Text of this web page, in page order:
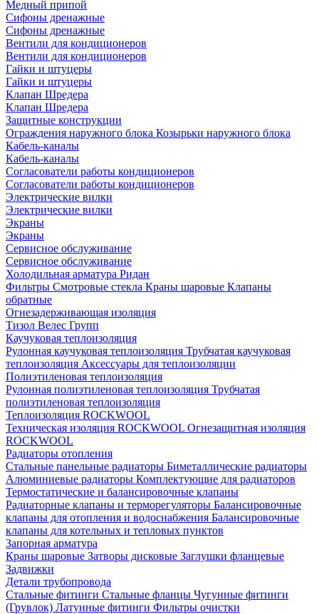
Медный припой
Сифоны дренажные
Сифоны дренажные
Вентили для кондиционеров
Вентили для кондиционеров
Гайки и штуцеры
Гайки и штуцеры
Клапан Шредера
Клапан Шредера
Защитные конструкции
Ограждения наружного блока Козырьки наружного блока
Кабель-каналы
Кабель-каналы
Согласователи работы кондиционеров
Согласователи работы кондиционеров
Электрические вилки
Электрические вилки
Экраны
Экраны
Сервисное обслуживание
Сервисное обслуживание
Холодильная арматура Ридан
Фильтры Смотровые стекла Краны шаровые Клапаны
обратные
Огнезадерживающая изоляция
Тизол Велес Групп
Каучуковая теплоизоляция
Рулонная каучуковая теплоизоляция Трубчатая каучуковая
теплоизоляция Аксессуары для теплоизоляции
Полиэтиленовая теплоизоляция
Рулонная полиэтиленовая теплоизоляция Трубчатая
полиэтиленовая теплоизоляция
Теплоизоляция ROCKWOOL
Техническая изоляция ROCKWOOL Огнезащитная изоляция
ROCKWOOL
Радиаторы отопления
Стальные панельные радиаторы Биметаллические радиаторы
Алюминиевые радиаторы Комплектующие для радиаторов
Термостатические и балансировочные клапаны
Радиаторные клапаны и терморегуляторы Балансировочные
клапаны для отопления и водоснабжения Балансировочные
клапаны для котельных и тепловых пунктов
Запорная арматура
Краны шаровые Затворы дисковые Заглушки фланцевые
Задвижки
Детали трубопровода
Стальные фитинги Стальные фланцы Чугунные фитинги
(Грувлок) Латунные фитинги Фильтры очистки